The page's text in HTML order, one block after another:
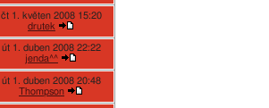
čt 1. květen 2008 15:20
drutek
út 1. duben 2008 22:22
jenda^^
út 1. duben 2008 20:48
Thompson